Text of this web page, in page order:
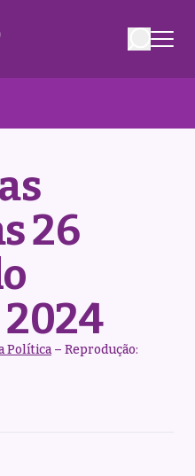
26
Política– Reprodução: